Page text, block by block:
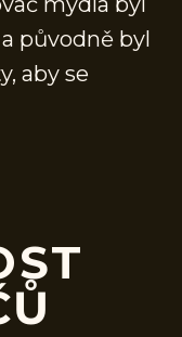
původně byl
aby se